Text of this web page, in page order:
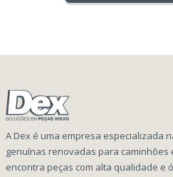
A Dex é uma empresa especializada
genuínas renovadas para caminhões
encontra peças com alta qualidade e